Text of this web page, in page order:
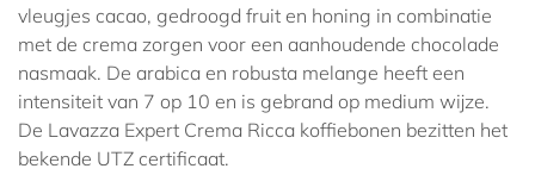
vleugjes cacao, gedroogd fruit en honing in combinatie
met de crema zorgen voor een aanhoudende chocolade
nasmaak. De arabica en robusta melange heeft een
intensiteit van 7 op 10 en is gebrand op medium wijze.
De Lavazza Expert Crema Ricca koffiebonen bezitten het
bekende UTZ certificaat.